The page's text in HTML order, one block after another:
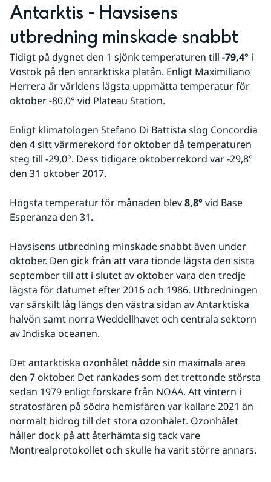
Antarktis - Havsisens
utbredning minskade snabbt
Tidigt på dygnet den 1 sjönk temperaturen till -79,4° i
Vostok på den antarktiska platån. Enligt Maximiliano
Herrera är världens lägsta uppmätta temperatur för
oktober -80,0° vid Plateau Station.
Enligt klimatologen Stefano Di Battista slog Concordia
den 4 sitt värmerekord för oktober då temperaturen
steg till -29,0°. Dess tidigare oktoberrekord var -29,8°
den 31 oktober 2017.
Högsta temperatur för månaden blev 8,8° vid Base
Esperanza den 31.
Havsisens utbredning minskade snabbt även under
oktober. Den gick från att vara tionde lägsta den sista
september till att i slutet av oktober vara den tredje
lägsta för datumet efter 2016 och 1986. Utbredningen
var särskilt låg längs den västra sidan av Antarktiska
halvön samt norra Weddellhavet och centrala sektorn
av Indiska oceanen.
Det antarktiska ozonhålet nådde sin maximala area
den 7 oktober. Det rankades som det trettonde största
sedan 1979 enligt forskare från NOAA. Att vintern i
stratosfären på södra hemisfären var kallare 2021 än
normalt bidrog till det stora ozonhålet. Ozonhålet
håller dock på att återhämta sig tack vare
Montrealprotokollet och skulle ha varit större annars.